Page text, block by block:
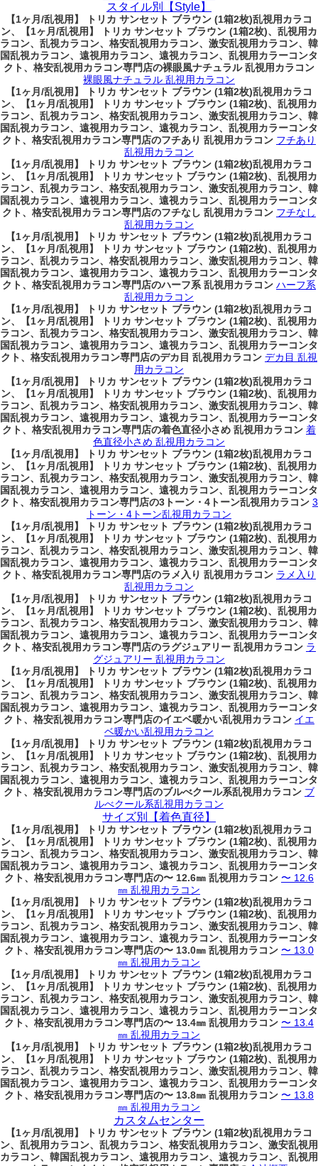
スタイル別【Style】
【1ヶ月/乱視用】 トリカ サンセット ブラウン (1箱2枚)乱視用カラコ
ン、
【1ヶ月/乱視用】 トリカ サンセット ブラウン (1箱2枚)、乱視用カ
ラコン、乱視カラコン、格安乱視用カラコン、激安乱視用カラコン、韓
国乱視カラコン、遠視用カラコン、遠視カラコン、乱視用カラーコンタ
クト、格安乱視用カラコン専門店の裸眼風ナチュラル 乱視用カラコン
裸眼風ナチュラル 乱視用カラコン
【1ヶ月/乱視用】 トリカ サンセット ブラウン (1箱2枚)乱視用カラコ
ン、
【1ヶ月/乱視用】 トリカ サンセット ブラウン (1箱2枚)、乱視用カ
ラコン、乱視カラコン、格安乱視用カラコン、激安乱視用カラコン、韓
国乱視カラコン、遠視用カラコン、遠視カラコン、乱視用カラーコンタ
クト、格安乱視用カラコン専門店のフチあり 乱視用カラコン フチあり
乱視用カラコン
【1ヶ月/乱視用】 トリカ サンセット ブラウン (1箱2枚)乱視用カラコ
ン、
【1ヶ月/乱視用】 トリカ サンセット ブラウン (1箱2枚)、乱視用カ
ラコン、乱視カラコン、格安乱視用カラコン、激安乱視用カラコン、韓
国乱視カラコン、遠視用カラコン、遠視カラコン、乱視用カラーコンタ
クト、格安乱視用カラコン専門店のフチなし 乱視用カラコン フチなし
乱視用カラコン
【1ヶ月/乱視用】 トリカ サンセット ブラウン (1箱2枚)乱視用カラコ
ン、
【1ヶ月/乱視用】 トリカ サンセット ブラウン (1箱2枚)、乱視用カ
ラコン、乱視カラコン、格安乱視用カラコン、激安乱視用カラコン、韓
国乱視カラコン、遠視用カラコン、遠視カラコン、乱視用カラーコンタ
クト、格安乱視用カラコン専門店のハーフ系 乱視用カラコン ハーフ系
乱視用カラコン
【1ヶ月/乱視用】 トリカ サンセット ブラウン (1箱2枚)乱視用カラコ
ン、
【1ヶ月/乱視用】 トリカ サンセット ブラウン (1箱2枚)、乱視用カ
ラコン、乱視カラコン、格安乱視用カラコン、激安乱視用カラコン、韓
国乱視カラコン、遠視用カラコン、遠視カラコン、乱視用カラーコンタ
クト、格安乱視用カラコン専門店のデカ目 乱視用カラコン デカ目 乱視
用カラコン
【1ヶ月/乱視用】 トリカ サンセット ブラウン (1箱2枚)乱視用カラコ
ン、
【1ヶ月/乱視用】 トリカ サンセット ブラウン (1箱2枚)、乱視用カ
ラコン、乱視カラコン、格安乱視用カラコン、激安乱視用カラコン、韓
国乱視カラコン、遠視用カラコン、遠視カラコン、乱視用カラーコンタ
クト、格安乱視用カラコン専門店の着色直径小さめ 乱視用カラコン 着
色直径小さめ 乱視用カラコン
【1ヶ月/乱視用】 トリカ サンセット ブラウン (1箱2枚)乱視用カラコ
ン、
【1ヶ月/乱視用】 トリカ サンセット ブラウン (1箱2枚)、乱視用カ
ラコン、乱視カラコン、格安乱視用カラコン、激安乱視用カラコン、韓
国乱視カラコン、遠視用カラコン、遠視カラコン、乱視用カラーコンタ
クト、格安乱視用カラコン専門店の3トーン・4トーン乱視用カラコン 3
トーン・4トーン乱視用カラコン
【1ヶ月/乱視用】 トリカ サンセット ブラウン (1箱2枚)乱視用カラコ
ン、
【1ヶ月/乱視用】 トリカ サンセット ブラウン (1箱2枚)、乱視用カ
ラコン、乱視カラコン、格安乱視用カラコン、激安乱視用カラコン、韓
国乱視カラコン、遠視用カラコン、遠視カラコン、乱視用カラーコンタ
クト、格安乱視用カラコン専門店のラメ入り 乱視用カラコン ラメ入り
乱視用カラコン
【1ヶ月/乱視用】 トリカ サンセット ブラウン (1箱2枚)乱視用カラコ
ン、
【1ヶ月/乱視用】 トリカ サンセット ブラウン (1箱2枚)、乱視用カ
ラコン、乱視カラコン、格安乱視用カラコン、激安乱視用カラコン、韓
国乱視カラコン、遠視用カラコン、遠視カラコン、乱視用カラーコンタ
クト、格安乱視用カラコン専門店のラグジュアリー 乱視用カラコン ラ
グジュアリー 乱視用カラコン
【1ヶ月/乱視用】 トリカ サンセット ブラウン (1箱2枚)乱視用カラコ
ン、
【1ヶ月/乱視用】 トリカ サンセット ブラウン (1箱2枚)、乱視用カ
ラコン、乱視カラコン、格安乱視用カラコン、激安乱視用カラコン、韓
国乱視カラコン、遠視用カラコン、遠視カラコン、乱視用カラーコンタ
クト、格安乱視用カラコン専門店のイエベ暖かい乱視用カラコン イエ
ベ暖かい乱視用カラコン
【1ヶ月/乱視用】 トリカ サンセット ブラウン (1箱2枚)乱視用カラコ
ン、
【1ヶ月/乱視用】 トリカ サンセット ブラウン (1箱2枚)、乱視用カ
ラコン、乱視カラコン、格安乱視用カラコン、激安乱視用カラコン、韓
国乱視カラコン、遠視用カラコン、遠視カラコン、乱視用カラーコンタ
クト、格安乱視用カラコン専門店のブルべクール系乱視用カラコン ブ
ルべクール系乱視用カラコン
サイズ別【着色直径】
【1ヶ月/乱視用】 トリカ サンセット ブラウン (1箱2枚)乱視用カラコ
ン、
【1ヶ月/乱視用】 トリカ サンセット ブラウン (1箱2枚)、乱視用カ
ラコン、乱視カラコン、格安乱視用カラコン、激安乱視用カラコン、韓
国乱視カラコン、遠視用カラコン、遠視カラコン、乱視用カラーコンタ
クト、格安乱視用カラコン専門店の〜 12.6㎜ 乱視用カラコン 〜 12.6
㎜ 乱視用カラコン
【1ヶ月/乱視用】 トリカ サンセット ブラウン (1箱2枚)乱視用カラコ
ン、
【1ヶ月/乱視用】 トリカ サンセット ブラウン (1箱2枚)、乱視用カ
ラコン、乱視カラコン、格安乱視用カラコン、激安乱視用カラコン、韓
国乱視カラコン、遠視用カラコン、遠視カラコン、乱視用カラーコンタ
クト、格安乱視用カラコン専門店の〜 13.0㎜ 乱視用カラコン 〜 13.0
㎜ 乱視用カラコン
【1ヶ月/乱視用】 トリカ サンセット ブラウン (1箱2枚)乱視用カラコ
ン、
【1ヶ月/乱視用】 トリカ サンセット ブラウン (1箱2枚)、乱視用カ
ラコン、乱視カラコン、格安乱視用カラコン、激安乱視用カラコン、韓
国乱視カラコン、遠視用カラコン、遠視カラコン、乱視用カラーコンタ
クト、格安乱視用カラコン専門店の〜 13.4㎜ 乱視用カラコン 〜 13.4
㎜ 乱視用カラコン
【1ヶ月/乱視用】 トリカ サンセット ブラウン (1箱2枚)乱視用カラコ
ン、
【1ヶ月/乱視用】 トリカ サンセット ブラウン (1箱2枚)、乱視用カ
ラコン、乱視カラコン、格安乱視用カラコン、激安乱視用カラコン、韓
国乱視カラコン、遠視用カラコン、遠視カラコン、乱視用カラーコンタ
クト、格安乱視用カラコン専門店の〜 13.8㎜ 乱視用カラコン 〜 13.8
㎜ 乱視用カラコン
カスタムセンター
【1ヶ月/乱視用】 トリカ サンセット ブラウン (1箱2枚)乱視用カラコ
ン、 乱視用カラコン、乱視カラコン、格安乱視用カラコン、激安乱視用
カラコン、韓国乱視カラコン、遠視用カラコン、遠視カラコン、乱視用